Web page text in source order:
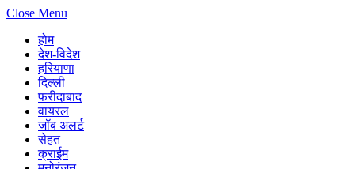
Close Menu
होम
देश-विदेश
हरियाणा
दिल्ली
फरीदाबाद
वायरल
जॉब अलर्ट
सेहत
क्राईम